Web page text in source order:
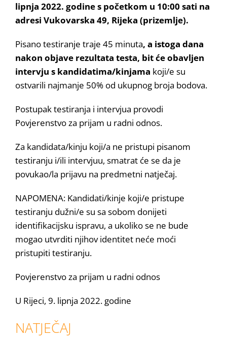
lipnja 2022. godine s početkom u 10:00 sati na
adresi Vukovarska 49, Rijeka (prizemlje).
Pisano testiranje traje 45 minuta, a istoga dana
nakon objave rezultata testa, bit će obavljen
intervju s kandidatima/kinjama koji/e su
ostvarili najmanje 50% od ukupnog broja bodova.
Postupak testiranja i intervjua provodi
Povjerenstvo za prijam u radni odnos.
Za kandidata/kinju koji/a ne pristupi pisanom
testiranju i/ili intervjuu, smatrat će se da je
povukao/la prijavu na predmetni natječaj.
NAPOMENA: Kandidati/kinje koji/e pristupe
testiranju dužni/e su sa sobom donijeti
identifikacijsku ispravu, a ukoliko se ne bude
mogao utvrditi njihov identitet neće moći
pristupiti testiranju.
Povjerenstvo za prijam u radni odnos
U Rijeci, 9. lipnja 2022. godine
NATJEČAJ